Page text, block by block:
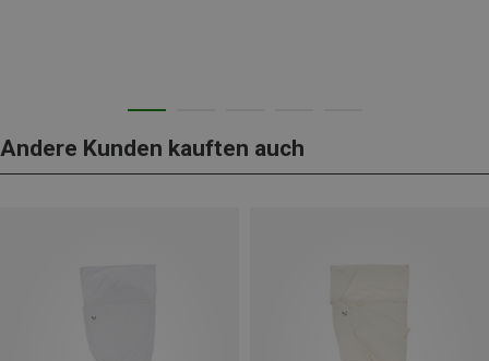
Andere Kunden kauften auch